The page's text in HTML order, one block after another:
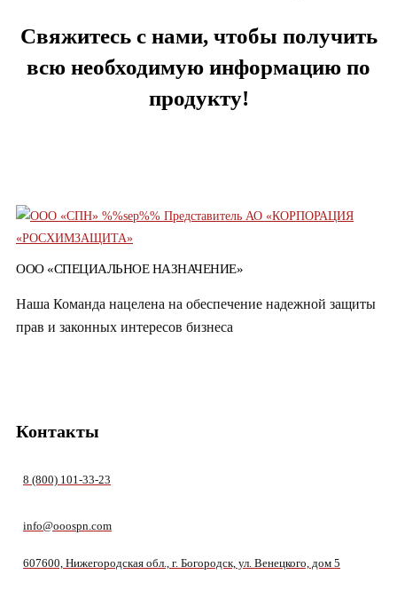
Свяжитесь с нами, чтобы получить
всю необходимую информацию по
продукту!
ООО «СПЕЦИАЛЬНОЕ НАЗНАЧЕНИЕ»
Наша Команда нацелена на обеспечение надежной защиты
прав и законных интересов бизнеса
Контакты
8 (800) 101-33-23
info@ooospn.com
607600, Нижегородская обл., г. Богородск, ул. Венецкого, дом 5